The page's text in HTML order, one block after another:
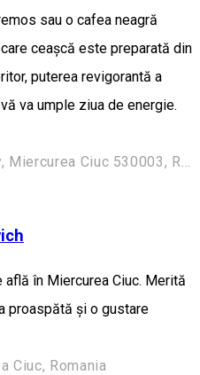
sau o cafea neagră
ceașcă este preparată din
puterea revigorantă a
va umple ziua de energie.
Piața Majláth Gusztáv Károly, Miercurea Ciuc 530003, Romania
în Miercurea Ciuc. Merită
proaspătă și o gustare
Ciuc, Romania